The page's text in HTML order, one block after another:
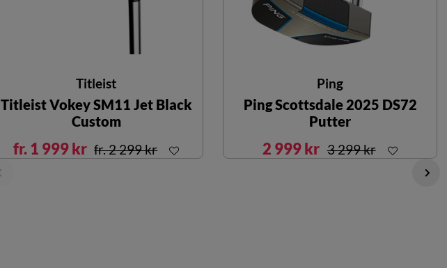
Titleist
Titleist Vokey SM11 Jet Black
Custom
fr. 1 999 kr fr. 2 299 kr
Ping
Ping Scottsdale 2025 DS72
Putter
2 999 kr 3 299 kr